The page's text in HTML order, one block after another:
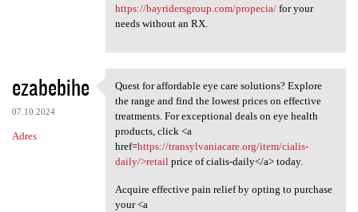
https://bayridersgroup.com/propecia/for your
needs without an RX.
ezabebihe
07.10.2024
Adres
Quest for affordable eye care
Quest for affordable eye care solutions? Explore
the range and find the lowest prices on effective
treatments. For exceptional deals on eye health
products, click <a
href=https://transylvaniacare.org/item/cialis-
daily/>retailprice of cialis-daily</a> today.
Acquire effective pain relief by opting to purchase
your <a